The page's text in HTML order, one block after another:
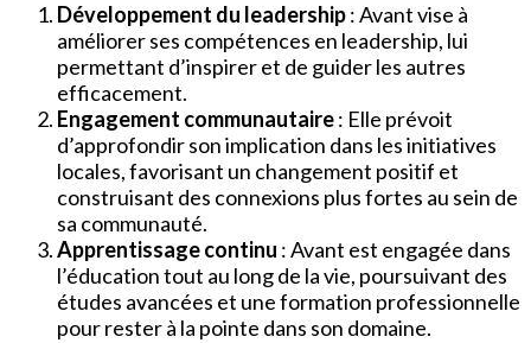
Développement du leadership: Avant vise à
améliorer ses compétences en leadership, lui
permettant d’inspirer et de guider les autres
efficacement.
Engagement communautaire: Elle prévoit
d’approfondir son implication dans les initiatives
locales, favorisant un changement positif et
construisant des connexions plus fortes au sein de
sa communauté.
Apprentissage continu : Avant est engagée dans
l’éducation tout au long de la vie, poursuivant des
études avancées et une formation professionnelle
pour rester à la pointe dans son domaine.